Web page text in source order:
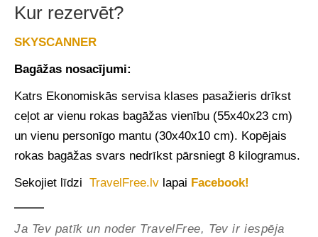
Kur rezervēt?
SKYSCANNER
Bagāžas nosacījumi:
Katrs Ekonomiskās servisa klases pasažieris drīkst
ceļot ar vienu rokas bagāžas vienību (55x40x23 cm)
un vienu personīgo mantu (30x40x10 cm). Kopējais
rokas bagāžas svars nedrīkst pārsniegt 8 kilogramus.
Sekojiet līdzi TravelFree.lv lapai Facebook!
Ja Tev patīk un noder TravelFree, Tev ir iespēja